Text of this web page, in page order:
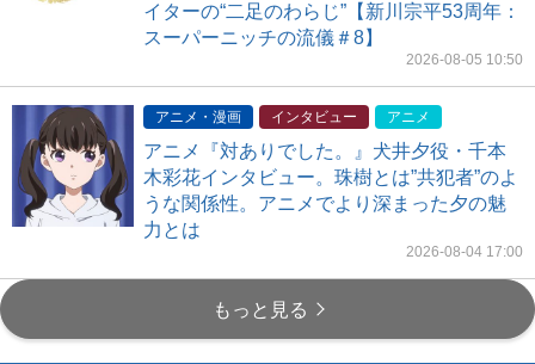
イターの“二足のわらじ”【新川宗平53周年：
スーパーニッチの流儀＃8】
2026-08-05 10:50
アニメ・漫画 インタビュー アニメ
アニメ『対ありでした。』犬井夕役・千本
木彩花インタビュー。珠樹とは”共犯者”のよ
うな関係性。アニメでより深まった夕の魅
力とは
2026-08-04 17:00
もっと見る